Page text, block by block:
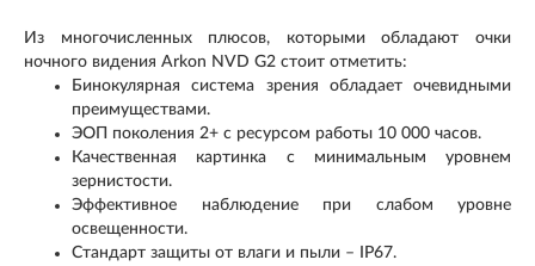
Из многочисленных плюсов, которыми обладают очки
ночного видения Arkon NVD G2 стоит отметить:
Бинокулярная система зрения обладает очевидными
преимуществами.
ЭОП поколения 2+ с ресурсом работы 10 000 часов.
Качественная картинка с минимальным уровнем
зернистости.
Эффективное наблюдение при слабом уровне
освещенности.
Стандарт защиты от влаги и пыли – IP67.